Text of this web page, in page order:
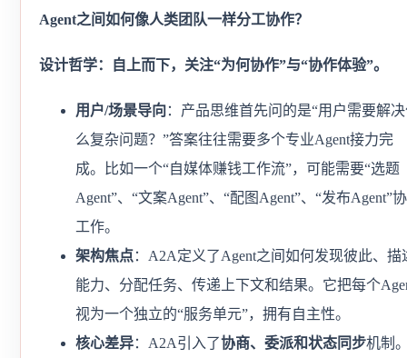
Agent之间如何像人类团队一样分工协作？
设计哲学：自上而下，关注“为何协作”与“协作体验”。
用户/场景导向 ：产品思维首先问的是“用户需要解
么复杂问题？”答案往往需要多个专业Agent接力完
成。比如一个“自媒体赚钱工作流”，可能需要“选题
Agent”、“文案Agent”、“配图Agent”、“发布Agent”
工作。
架构焦点：A2A定义了Agent之间如何发现彼此、描
能力、分配任务、传递上下文和结果。它把每个
视为一个独立的“服务单元”，拥有自主性。
核心差异：A2A引入了协商、委派和状态同步机制